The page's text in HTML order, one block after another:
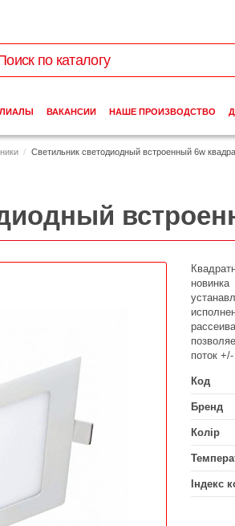
Светильник светодиодный встроенный 6w
поток
Код
Бренд
Колір
Індекс
ВАКАНСИИ НАШЕ ПРОИЗВОДСТВО